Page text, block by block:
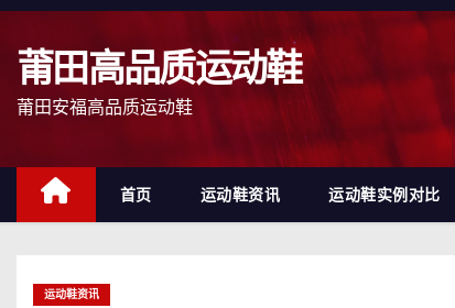
跳
莆田高品质运动鞋
莆田安福高品质运动鞋
首页 运动鞋资讯 运动鞋实例对比
运动鞋资讯